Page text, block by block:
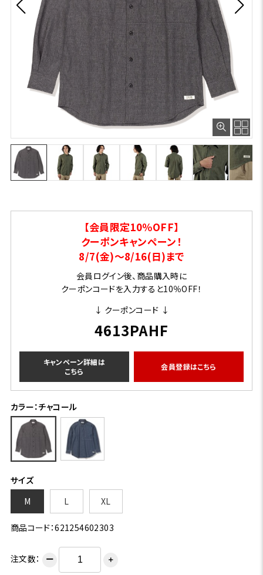
【会員限定10％OFF】
クーポンキャンペーン！
8/7(金)～8/16(日)まで
会員ログイン後、商品購入時に
クーポンコードを入力すると10％OFF！
↓ クーポンコード ↓
4613PAHF
キャンペーン詳細は
こちら
会員登録はこちら
カラー：チャコール
サイズ
M
L XL
商品コード：621254602303
注文数： ー ＋